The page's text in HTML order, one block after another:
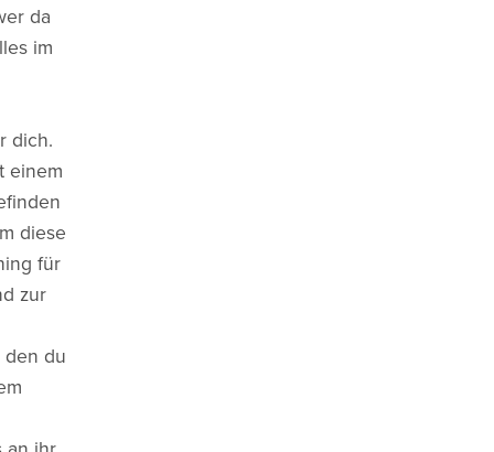
da
im
dich.
einem
diese
für
zur
den du